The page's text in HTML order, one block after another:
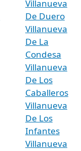
Villanueva
De Duero
Villanueva
De La
Condesa
Villanueva
De Los
Caballeros
Villanueva
De Los
Infantes
Villanueva